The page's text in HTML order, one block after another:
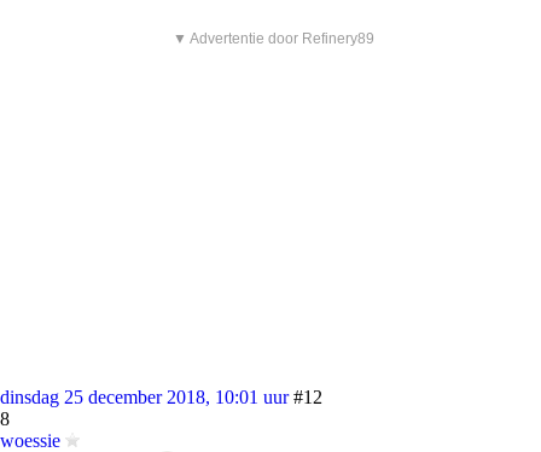
▼ Advertentie door Refinery89
dinsdag 25 december 2018, 10:01 uur #12
8
woessie